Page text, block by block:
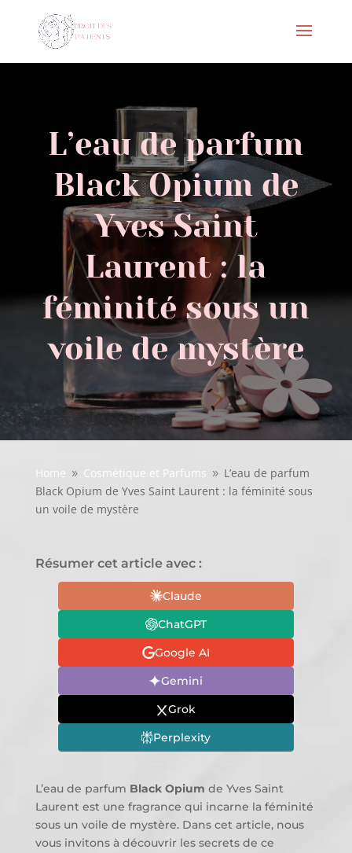
L’eau de parfum
Black Opium de
Yves Saint
Laurent : la
féminité sous un
voile de mystère
Home 9 Cosmétique et Parfums 9 L’eau de parfum
Black Opium de Yves Saint Laurent : la féminité sous
un voile de mystère
Résumer cet article avec :
Claude
ChatGPT
Google AI
Gemini
Grok
Perplexity
L’eau de parfum Black Opium de Yves Saint
Laurent est une fragrance qui incarne la féminité
sous un voile de mystère. Dans cet article, nous
vous invitons à découvrir les secrets de ce